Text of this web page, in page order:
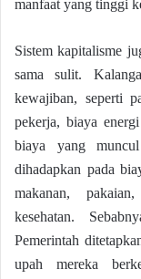
manfaat yang tinggi
Sistem kapitalisme
sama sulit.
kewajiban, seperti
pekerja, biaya
biaya yang
dihadapkan pada
makanan,
kesehatan.
Pemerintah
upah mereka